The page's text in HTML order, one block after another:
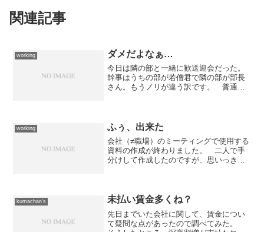
関連記事
working ダメだよなぁ…
今日は隣の部と一緒に歓送迎会だった。
幹事はうちの部が若僧君で隣の部が部長
さん。もうノリが違う訳です。 普通は
うとするので場を壊してし...
working ふぅ、出来た
会社（≠職場）のミーティングで使用する
資料の作成が終わりました。 二人で手
分けして作成したのですが、思いっきり
誤魔化してね？」という...
kumachan's 未払い賃金多くね？
先日までいた会社に関して、賃金につい
て疑問な点があったので調べてみた。